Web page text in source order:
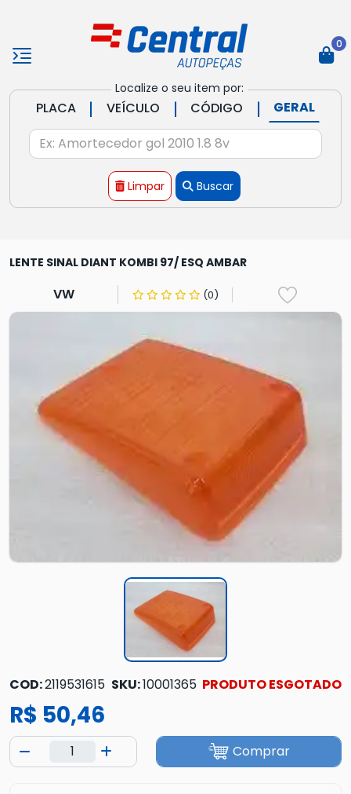
Localize o seu item por:
PLACA | VEÍCULO | CÓDIGO | GERAL
Limpar Buscar
0
LENTE SINAL DIANT KOMBI 97/ ESQ AMBAR
VW (0)
COD:2119531615 SKU:10001365 PRODUTO ESGOTADO
R$ 50,46
Comprar